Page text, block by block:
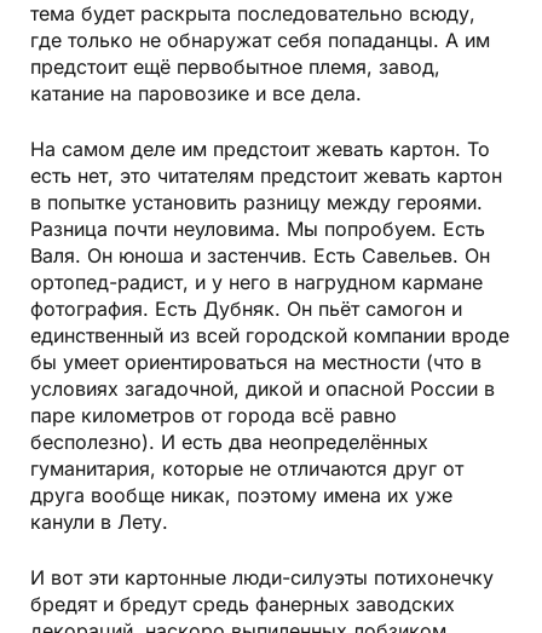
тема будет раскрыта последовательно всюду,
где только не обнаружат себя попаданцы. А им
предстоит ещё первобытное племя, завод,
катание на паровозике и все дела.
На самом деле им предстоит жевать картон. То
есть нет, это читателям предстоит жевать картон
в попытке установить разницу между героями.
Разница почти неуловима. Мы попробуем. Есть
Валя. Он юноша и застенчив. Есть Савельев. Он
ортопед-радист, и у него в нагрудном кармане
фотография. Есть Дубняк. Он пьёт самогон и
единственный из всей городской компании вроде
бы умеет ориентироваться на местности (что в
условиях загадочной, дикой и опасной России в
паре километров от города всё равно
бесполезно). И есть два неопределённых
гуманитария, которые не отличаются друг от
друга вообще никак, поэтому имена их уже
канули в Лету.
И вот эти картонные люди-силуэты потихонечку
бредят и бредут средь фанерных заводских